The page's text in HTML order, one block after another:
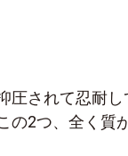
圧されて忍耐し
の2つ、全く質